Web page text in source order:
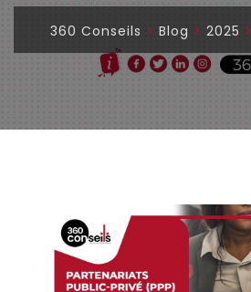
360 Conseils > Blog > 2025 >